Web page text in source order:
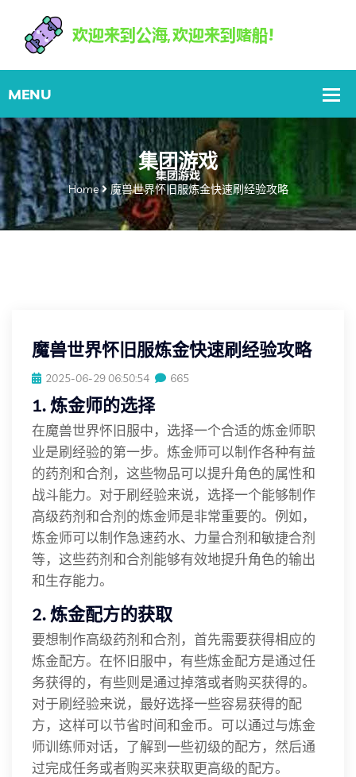
集团游戏
Home 魔兽世界怀旧服炼金快速刷经验攻略
魔兽世界怀旧服炼金快速刷经验攻略
2025-06-29 06:50:54 665
1. 炼金师的选择
在魔兽世界怀旧服中，选择一个合适的炼金师职
业是刷经验的第一步。炼金师可以制作各种有益
的药剂和合剂，这些物品可以提升角色的属性和
战斗能力。对于刷经验来说，选择一个能够制作
高级药剂和合剂的炼金师是非常重要的。例如，
炼金师可以制作急速药水、力量合剂和敏捷合剂
等，这些药剂和合剂能够有效地提升角色的输出
和生存能力。
2. 炼金配方的获取
要想制作高级药剂和合剂，首先需要获得相应的
炼金配方。在怀旧服中，有些炼金配方是通过任
务获得的，有些则是通过掉落或者购买获得的。
对于刷经验来说，最好选择一些容易获得的配
方，这样可以节省时间和金币。可以通过与炼金
师训练师对话，了解到一些初级的配方，然后通
过完成任务或者购买来获取更高级的配方。